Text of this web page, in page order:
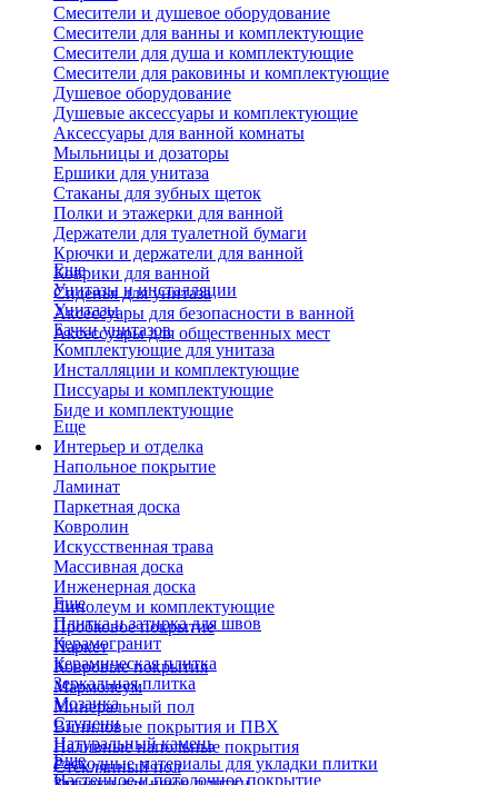
Смесители и душевое оборудование
Смесители для ванны и комплектующие
Смесители для душа и комплектующие
Смесители для раковины и комплектующие
Душевое оборудование
Душевые аксессуары и комплектующие
Аксессуары для ванной комнаты
Мыльницы и дозаторы
Ершики для унитаза
Стаканы для зубных щеток
Полки и этажерки для ванной
Держатели для туалетной бумаги
Крючки и держатели для ванной
Коврики для ванной
Сиденья для унитаза
Аксессуары для безопасности в ванной
Аксессуары для общественных мест
Еще
Унитазы и инсталляции
Унитазы
Бачки унитазов
Комплектующие для унитаза
Инсталляции и комплектующие
Писсуары и комплектующие
Биде и комплектующие
Еще
Интерьер и отделка
Напольное покрытие
Ламинат
Паркетная доска
Ковролин
Искусственная трава
Массивная доска
Инженерная доска
Линолеум и комплектующие
Пробковое покрытие
Паркет
Ковровые покрытия
Мармолеум
Минеральный пол
Виниловые покрытия и ПВХ
Наливные напольные покрытия
Стеклянный пол
Еще
Плитка и затирка для швов
Керамогранит
Керамическая плитка
Зеркальная плитка
Мозаика
Ступени
Натуральный камень
Расходные материалы для укладки плитки
Еще
Настенное и потолочное покрытие